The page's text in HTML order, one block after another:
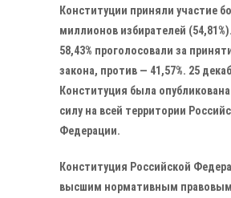
Конституции приняли участие
миллионов избирателей
58,43% проголосовали за
закона, против — 41,57%. 25
Конституция была
силу на всей территории
Федерации.
Конституция Российской
высшим нормативным